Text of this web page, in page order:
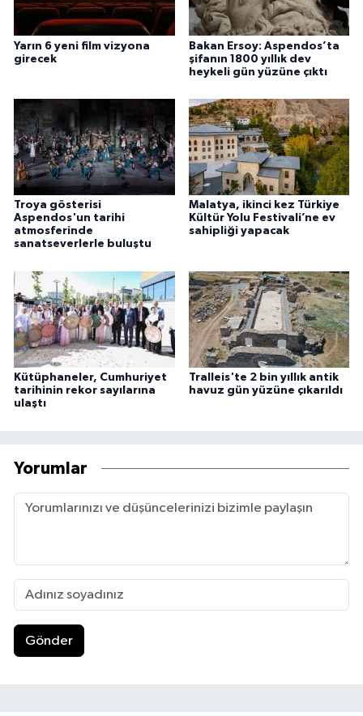
Yarın 6 yeni film vizyona
girecek
Bakan Ersoy: Aspendos’ta
şifanın 1800 yıllık dev
heykeli gün yüzüne çıktı
Troya gösterisi
Aspendos'un tarihi
atmosferinde
sanatseverlerle buluştu
Malatya, ikinci kez Türkiye
Kültür Yolu Festivali’ne ev
sahipliği yapacak
Kütüphaneler, Cumhuriyet
tarihinin rekor sayılarına
ulaştı
Tralleis'te 2 bin yıllık antik
havuz gün yüzüne çıkarıldı
Yorumlar
Gönder